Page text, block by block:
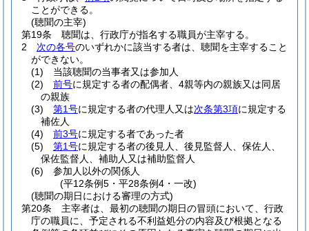
ことができる。
(聴聞の主宰)
第19条
聴聞は、行政庁が指名する職員が主宰する。
2
次の各号のいずれかに該当する者は、聴聞を主宰すること
ができない。
(1)
当該聴聞の当事者又は参加人
(2)
前号に規定する者の配偶者、4親等内の親族又は同居
の親族
(3)
第1号に規定する者の代理人又は次条第3項に規定する
補佐人
(4)
前3号に規定する者であった者
(5)
第1号に規定する者の後見人、後見監督人、保佐人、
保佐監督人、補助人又は補助監督人
(6)
参加人以外の関係人
(平12条例5・平28条例4・一改)
(聴聞の期日における審理の方式)
第20条
主宰者は、最初の聴聞の期日の冒頭において、行政
庁の職員に、予定される不利益処分の内容及び根拠となる